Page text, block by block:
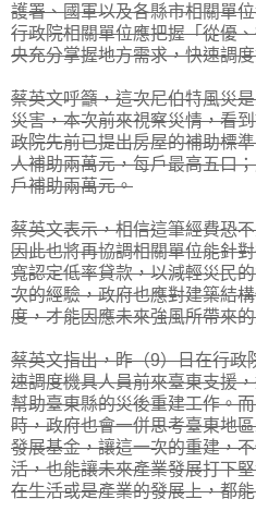
護署、國軍以及各縣市相關單
行政院相關單位應把握「從優
央充分掌握地方需求，快速調
蔡英文呼籲，這次尼伯特風災
災害，本次前來視察災情，看
政院先前已提出房屋的補助標
人補助兩萬元，每戶最高五口
戶補助兩萬元。
蔡英文表示，相信這筆經費恐
因此也將再協調相關單位能針
寬認定低率貸款，以減輕災民
次的經驗，政府也應對建築結
度，才能因應未來強風所帶來
蔡英文指出，昨（9）日在行政
速調度機具人員前來臺東支援
幫助臺東縣的災後重建工作。
時，政府也會一併思考臺東地
發展基金，讓這一次的重建，
活，也能讓未來產業發展打下
在生活或是產業的發展上，都